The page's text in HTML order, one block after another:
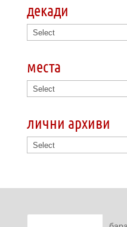
декади
места
лични архиви